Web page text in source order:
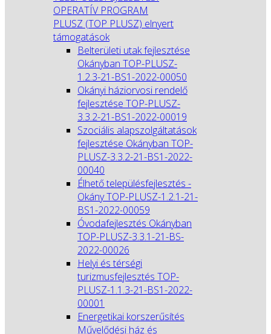
OPERATÍV PROGRAM
PLUSZ (TOP PLUSZ) elnyert
támogatások
Belterületi utak fejlesztése
Okányban TOP-PLUSZ-
1.2.3-21-BS1-2022-00050
Okányi háziorvosi rendelő
fejlesztése TOP-PLUSZ-
3.3.2-21-BS1-2022-00019
Szociális alapszolgáltatások
fejlesztése Okányban TOP-
PLUSZ-3.3.2-21-BS1-2022-
00040
Élhető településfejlesztés -
Okány TOP-PLUSZ-1.2.1-21-
BS1-2022-00059
Óvodafejlesztés Okányban
TOP-PLUSZ-3.3.1-21-BS-
2022-00026
Helyi és térségi
turizmusfejlesztés TOP-
PLUSZ-1.1.3-21-BS1-2022-
00001
Energetikai korszerűsítés
Művelődési ház és